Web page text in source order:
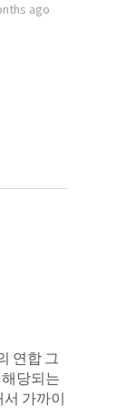
ago
연합 그
당되는
가까이